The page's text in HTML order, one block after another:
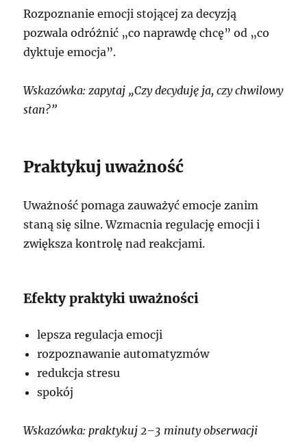
Rozpoznanie emocji stojącej za decyzją
pozwala odróżnić „co naprawdę chcę” od „co
dyktuje emocja”.
Wskazówka: zapytaj „Czy decyduję ja, czy chwilowy
stan?”
Praktykuj uważność
Uważność pomaga zauważyć emocje zanim
staną się silne. Wzmacnia regulację emocji i
zwiększa kontrolę nad reakcjami.
Efekty praktyki uważności
lepsza regulacja emocji
rozpoznawanie automatyzmów
redukcja stresu
spokój
Wskazówka: praktykuj 2–3 minuty obserwacji